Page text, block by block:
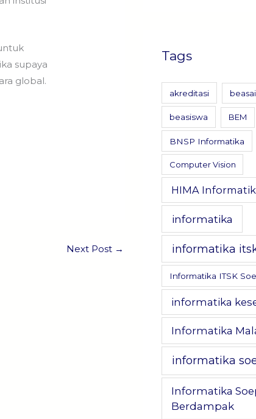
supaya
global.
Next Post →
Tags
akreditasi
beasiswa BEM
BNSP Informatika
Computer Vision
HIMA
informatika
informatika
Informatika ITSK
informatika
Informatika
informatika
Informatika
Berdampak